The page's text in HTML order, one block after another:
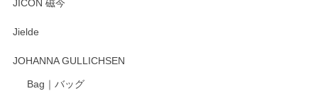
JICON 磁今
Jielde
JOHANNA GULLICHSEN
Bag｜バッグ